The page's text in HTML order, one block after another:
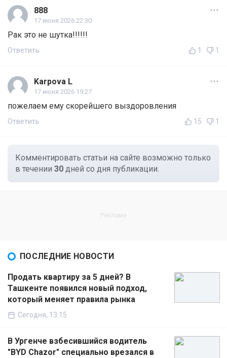
888
17 июня 2026 22:30
Рак это не шутка!!!!!!
Ответить 1 1
Karpova L
17 июня 2026 19:27
пожелаем ему скорейшего выздоровления
Ответить 15 1
Комментировать статьи на сайте возможно только
в течении 30 дней со дня публикации.
ПОСЛЕДНИЕ НОВОСТИ
Продать квартиру за 5 дней? В
Ташкенте появился новый подход,
который меняет правила рынка
Сегодня, 13:15
В Ургенче взбесившийся водитель
"BYD Chazor" специально врезался в